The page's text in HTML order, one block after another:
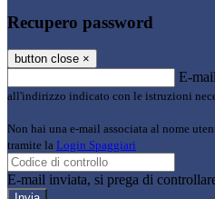
Recupero password
button close ×
E-mail
all'indirizzo indicato con le istruzioni
Non hai una e-mail associata al nome
tramite la Login Spaggiari
E-mail inviata, si prega di